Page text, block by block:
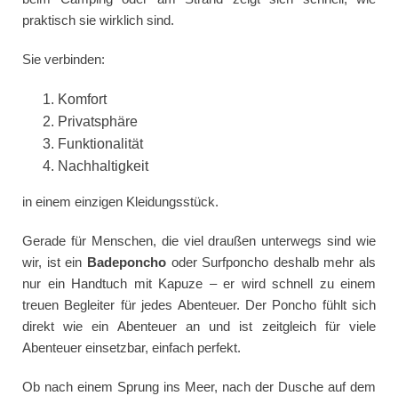
praktisch sie wirklich sind.
Sie verbinden:
Komfort
Privatsphäre
Funktionalität
Nachhaltigkeit
in einem einzigen Kleidungsstück.
Gerade für Menschen, die viel draußen unterwegs sind wie
wir, ist ein Badeponchooder Surfponcho deshalb mehr als
nur ein Handtuch mit Kapuze – er wird schnell zu einem
treuen Begleiter für jedes Abenteuer. Der Poncho fühlt sich
direkt wie ein Abenteuer an und ist zeitgleich für viele
Abenteuer einsetzbar, einfach perfekt.
Ob nach einem Sprung ins Meer, nach der Dusche auf dem